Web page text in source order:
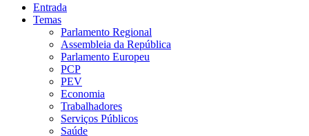
Entrada
Temas
Parlamento Regional
Assembleia da República
Parlamento Europeu
PCP
PEV
Economia
Trabalhadores
Serviços Públicos
Saúde